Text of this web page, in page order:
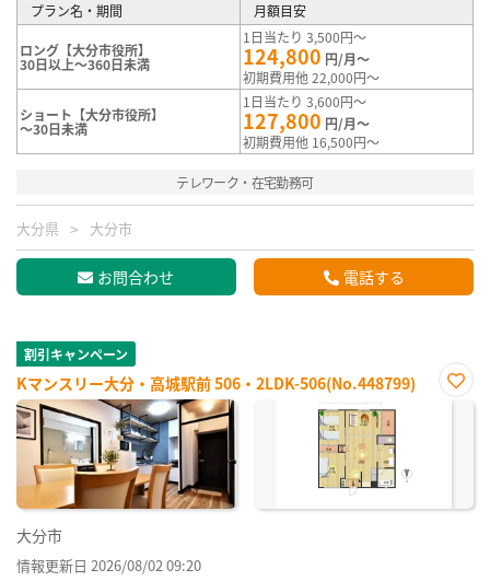
プラン名・期間 月額目安
ロング【大分市役所】
30日以上～360日未満
1日当たり 3,500円～
124,800 円/月～
初期費用他 22,000円～
ショート【大分市役所】
～30日未満
1日当たり 3,600円～
127,800 円/月～
初期費用他 16,500円～
テレワーク・在宅勤務可
大分県 大分市
お問合わせ 電話する
割引キャンペーン
Kマンスリー大分・高城駅前 506・2LDK-506(No.448799)
お気
大分市
情報更新日 2026/08/02 09:20